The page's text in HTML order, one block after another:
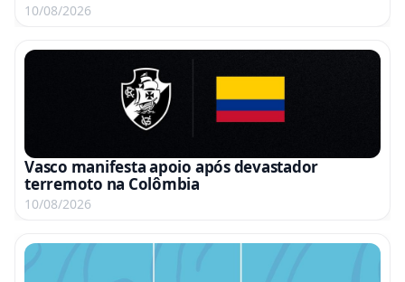
10/08/2026
Vasco manifesta apoio após devastador
terremoto na Colômbia
10/08/2026